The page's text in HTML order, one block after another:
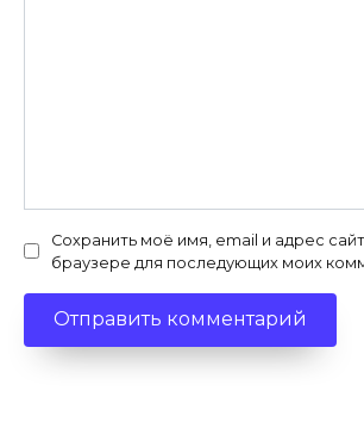
Сохранить моё имя, email и адрес
браузере для последующих моих